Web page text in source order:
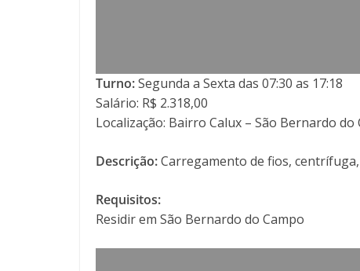
Turno:Segunda a Sexta das 07:30 as 17:18
Salário: R$ 2.318,00
Localização: Bairro Calux – São Bernardo do
Descrição:Carregamento de fios,
Requisitos:
Residir em São Bernardo do Campo